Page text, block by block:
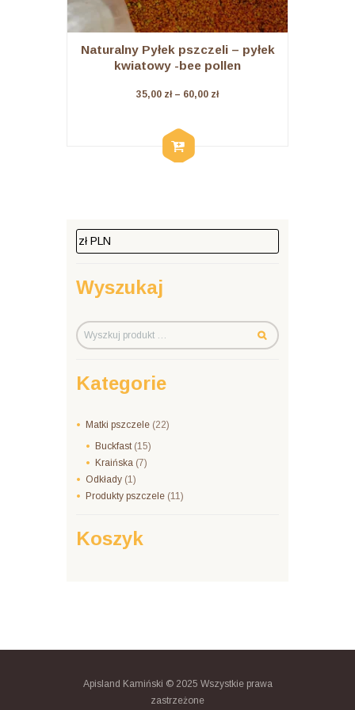
Naturalny Pyłek pszczeli – pyłek
kwiatowy -bee pollen
35,00 zł – 60,00 złZakres
WYBIE
RZ
OPCJ
Ten
produkt
Wyszukaj
Kategorie
Matki pszczele (22)
Buckfast (15)
Kraińska (7)
Odkłady (1)
Produkty pszczele (11)
Koszyk
Apisland Kamiński © 2025 Wszystkie prawa
zastrzeżone